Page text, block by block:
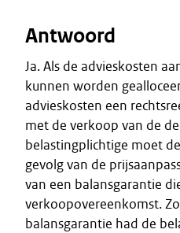
Antwoord
Ja. Als de advieskosten
kunnen worden
advieskosten een
met de verkoop van de
belastingplichtige moet
gevolg van de
van een balansgarantie
verkoopovereenkomst.
balansgarantie had de